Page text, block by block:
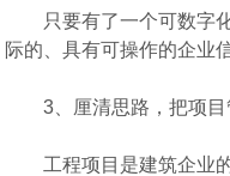
只要有了一个可数字化
际的、具有可操作的企业
3、厘清思路，把项目
工程项目是建筑企业的